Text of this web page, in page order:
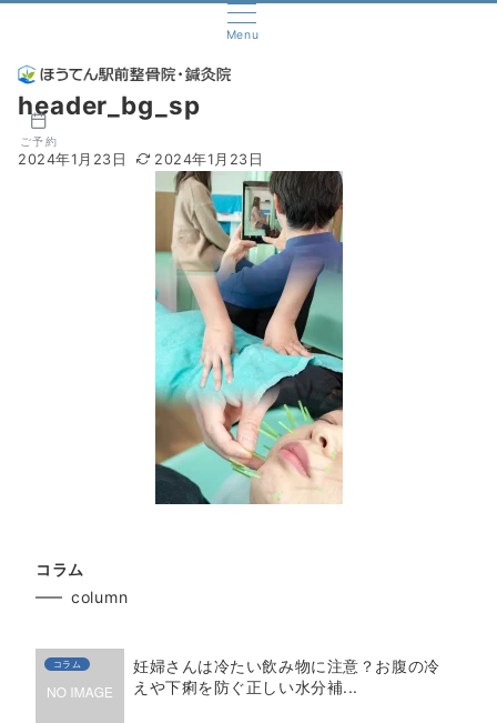
Menu
ご予約
header_bg_sp
2024年1月23日 2024年1月23日
コラム
column
コラム
妊婦さんは冷たい飲み物に注意？お腹の冷
えや下痢を防ぐ正しい水分補...